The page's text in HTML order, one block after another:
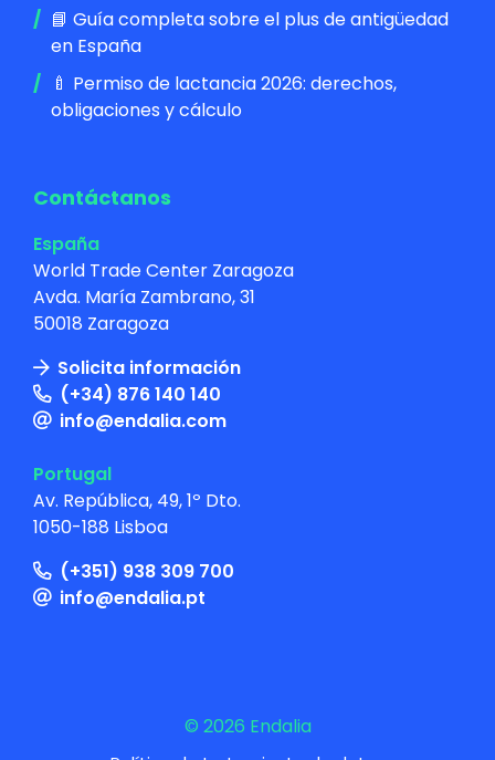
📘 Guía completa sobre el plus de antigüedad
en España
🍼 Permiso de lactancia 2026: derechos,
obligaciones y cálculo
Contáctanos
España
World Trade Center Zaragoza
Avda. María Zambrano, 31
50018 Zaragoza
Solicita información
(+34) 876 140 140
info@endalia.com
Portugal
Av. República, 49, 1º Dto.
1050-188 Lisboa
(+351) 938 309 700
info@endalia.pt
© 2026 Endalia